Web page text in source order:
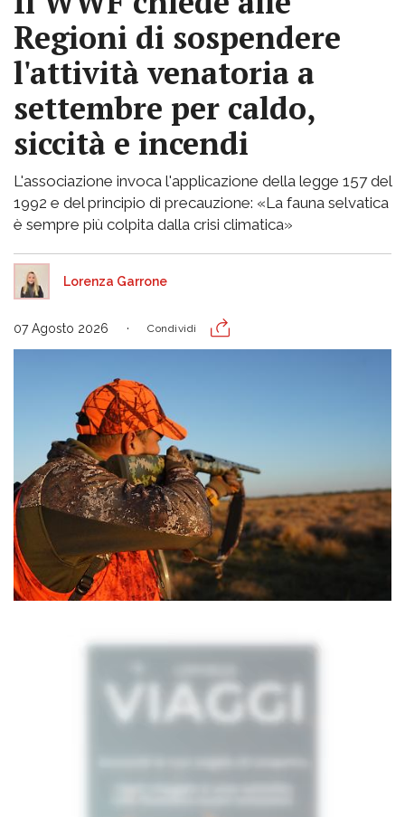
Regioni di sospendere
l'attività venatoria a
settembre per caldo,
siccità e incendi
L'associazione invoca l'applicazione della legge 157 del
1992 e del principio di precauzione: «La fauna selvatica
è sempre più colpita dalla crisi climatica»
Lorenza Garrone
07 Agosto 2026 Condividi